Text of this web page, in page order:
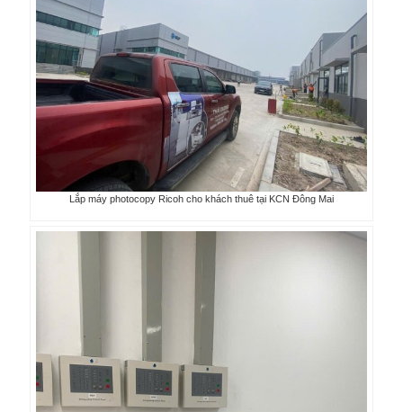
Lắp máy photocopy Ricoh cho khách thuê tại KCN Đông Mai